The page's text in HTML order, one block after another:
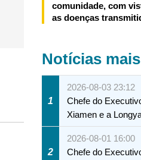
comunidade, com
as doenças
Notícias
1
2026-08-03 23:12
Chefe do
Xiamen e a
2
2026-08-01 16:00
Chefe do